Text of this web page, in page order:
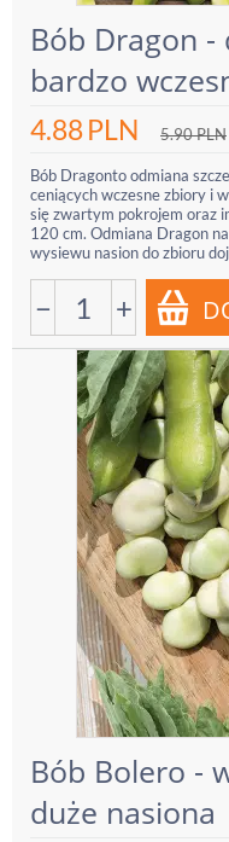
Bób Dragon -
bardzo
4.88PLN 5.90PLN
Bób Dragonto odmiana
ceniących wczesne zbiory i
się zwartym pokrojem oraz
120 cm. Odmiana Dragon
wysiewu nasion do zbioru
− +
Bób Bolero -
duże nasiona